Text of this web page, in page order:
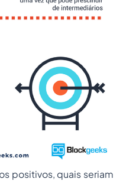
positivos, quais seriam